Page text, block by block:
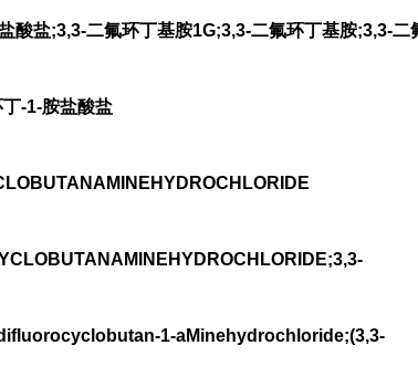
酸盐;3,3-二氟环丁基胺1G;3,3-二氟环丁基胺;3,3-二
-1-胺盐酸盐
1-aMinehydrochloride;(3,3-